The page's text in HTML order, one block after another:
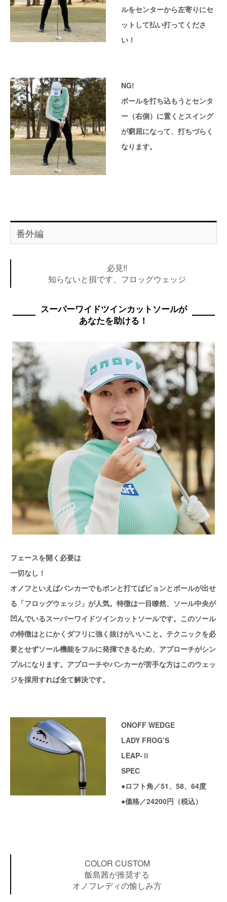
ルをセンターから左寄りにセ
ットして払い打ってくださ
い！
NG!
ボールを打ち込もうとセンタ
ー（右側）に置くとスイング
が窮屈になって、打ちづらく
なります。
番外編
必見!!
知らないと損です、フロッグウェッジ
スーパーワイドツインカットソールが
あなたを助ける！
フェースを開く必要は
一切なし！
オノフといえばバンカーでもポンと打てばピョンとボールが出せ
る「フロッグウェッジ」が人気。特徴は一目瞭然、ソール中央が
凹んでいるスーパーワイドツインカットソールです。このソール
の特徴はとにかくダフリに強く抜けがいいこと。テクニックを必
要とせずソール機能をフルに発揮できるため、アプローチがシン
プルになります。アプローチやバンカーが苦手な方はこのウェッ
ジを採用すれば全て解決です。
ONOFF WEDGE
LADY FROG’S
LEAP-Ⅱ
SPEC
●ロフト角／51、58、64度
●価格／24200円（税込）
COLOR CUSTOM
飯島茜が推奨する
オノフレディの愉しみ方